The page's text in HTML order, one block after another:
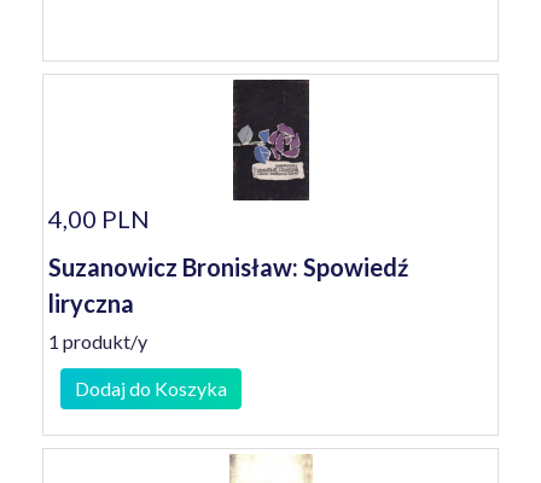
4,00 PLN
Suzanowicz Bronisław: Spowiedź
liryczna
1 produkt/y
Dodaj do Koszyka